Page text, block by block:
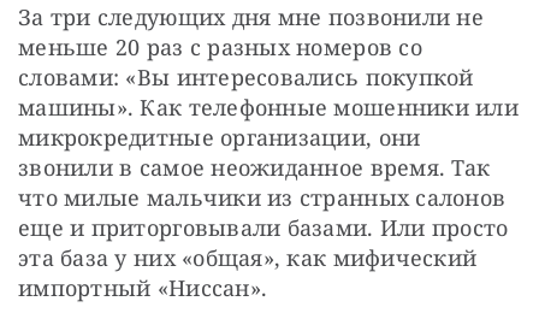
За три следующих дня мне позвонили не
меньше 20 раз с разных номеров со
словами: «Вы интересовались покупкой
машины». Как телефонные мошенники или
микрокредитные организации, они
звонили в самое неожиданное время. Так
что милые мальчики из странных салонов
еще и приторговывали базами. Или просто
эта база у них «общая», как мифический
импортный «Ниссан».